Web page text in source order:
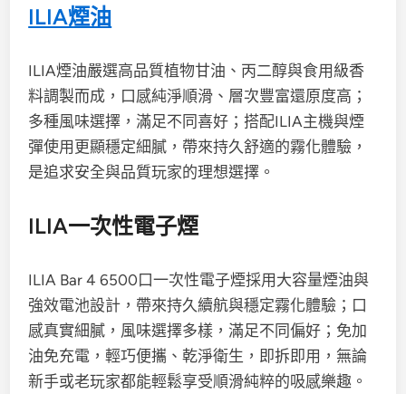
ILIA煙油
ILIA煙油嚴選高品質植物甘油、丙二醇與食用級香
料調製而成，口感純淨順滑、層次豐富還原度高；
多種風味選擇，滿足不同喜好；搭配ILIA主機與煙
彈使用更顯穩定細膩，帶來持久舒適的霧化體驗，
是追求安全與品質玩家的理想選擇。
ILIA一次性電子煙
ILIA Bar 4 6500口一次性電子煙採用大容量煙油與
強效電池設計，帶來持久續航與穩定霧化體驗；口
感真實細膩，風味選擇多樣，滿足不同偏好；免加
油免充電，輕巧便攜、乾淨衛生，即拆即用，無論
新手或老玩家都能輕鬆享受順滑純粹的吸感樂趣。